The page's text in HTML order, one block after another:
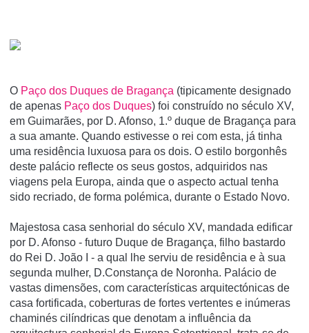
O Paço dos Duques de Bragança (tipicamente designado
de apenas Paço dos Duques) foi construí­do no século XV,
em Guimarães, por D. Afonso, 1.º duque de Bragança para
a sua amante. Quando estivesse o rei com esta, já tinha
uma residência luxuosa para os dois. O estilo borgonhês
deste palácio reflecte os seus gostos, adquiridos nas
viagens pela Europa, ainda que o aspecto actual tenha
sido recriado, de forma polémica, durante o Estado Novo.
Majestosa casa senhorial do século XV, mandada edificar
por D. Afonso - futuro Duque de Bragança, filho bastardo
do Rei D. João I - a qual lhe serviu de residência e à sua
segunda mulher, D.Constança de Noronha. Palácio de
vastas dimensões, com características arquitectónicas de
casa fortificada, coberturas de fortes vertentes e inúmeras
chaminés cilíndricas que denotam a influência da